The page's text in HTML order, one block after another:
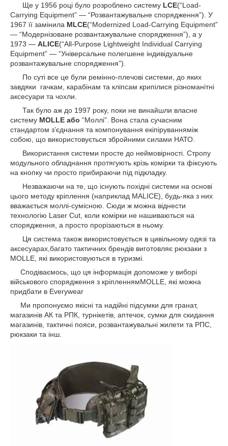
Ще у 1956 році було розроблено систему LCE(“Load-
Carrying Equipment” — “Розвантажувальне спорядження”). У
1967 її замінила MLCE(“Modernized Load-Carrying Equipment”
— “Модернізоване розвантажувальне спорядження”), а у
1973 — ALICE(“All-Purpose Lightweight Individual Carrying
Equipment” — “Універсальне полегшене індивідуальне
розвантажувальне спорядження”).
По суті все це були ремінно-плечові системи, до яких
завдяки гачкам, карабінам та кліпсам крипілися різноманітні
аксесуари та чохли.
Так було аж до 1997 року, поки не винайшли власне
систему MOLLE або “Моллі”. Вона стала сучасним
стандартом з’єднання та компонування екіпіруванняміж
собою, що використовується збройними силами НАТО.
Використання системи просте до неймовірності. Стропу
модульного обладнання протягують крізь комірки та фіксують
на кнопку чи просто прибираючи під підкладку.
Незважаючи на те, що існують похідні системи на основі
цього методу кріплення (наприклад MALICE), будь-яка з них
вважається моллі-сумісною. Сюди ж можна віднести
технологію Laser Cut, коли комірки не нашиваються на
спорядження, а просто прорізаються в ньому.
Ця система також використовується в цивільному одязі та
аксесуарах,багато тактичних брендів виготовляє рюкзаки з
MOLLE, які використовуються в туризмі.
Сподіваємось, що ця інформація допоможе у виборі
військового спорядження з кріпленнямMOLLE, які можна
придбати в Everywear
Ми пропонуємо якісні та надійні підсумки для гранат,
магазинів АК та РПК, турнікетів, аптечок, сумки для скидання
магазинів, тактичні пояси, розвантажувальні жилети та РПС,
рюкзаки та інш.